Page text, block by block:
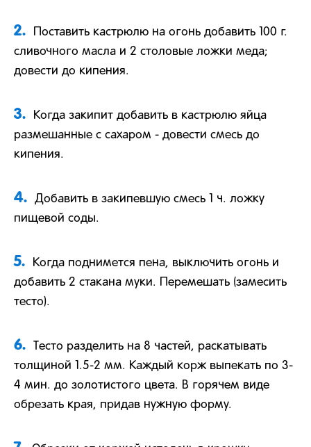
2.
Поставить кастрюлю на огонь добавить 100 г.
сливочного масла и 2 столовые ложки меда;
довести до кипения.
3.
Когда закипит добавить в кастрюлю яйца
размешанные с сахаром - довести смесь до
кипения.
4.
Добавить в закипевшую смесь 1 ч. ложку
пищевой соды.
5.
Когда поднимется пена, выключить огонь и
добавить 2 стакана муки. Перемешать (замесить
тесто).
6.
Тесто разделить на 8 частей, раскатывать
толщиной 1.5-2 мм. Каждый корж выпекать по 3-
4 мин. до золотистого цвета. В горячем виде
обрезать края, придав нужную форму.